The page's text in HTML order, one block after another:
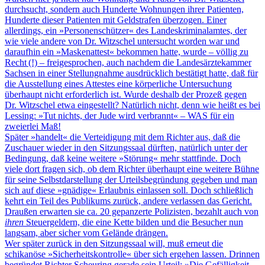
durchsucht, sondern auch Hunderte Wohnungen ihrer Patienten,
Hunderte dieser Patienten mit Geldstrafen überzogen. Einer
allerdings, ein »Personenschützer« des Landeskriminalamtes, der
wie viele andere von Dr. Witzschel untersucht worden war und
daraufhin ein »Maskenattest« bekommen hatte, wurde – völlig zu
Recht (!) – freigesprochen, auch nachdem die Landesärztekammer
Sachsen in einer Stellungnahme ausdrücklich bestätigt hatte, daß für
die Ausstellung eines Attestes eine körperliche Untersuchung
überhaupt nicht erforderlich ist. Wurde deshalb der Prozeß gegen
Dr. Witzschel etwa eingestellt? Natürlich nicht, denn wie heißt es bei
Lessing: »Tut nichts, der Jude wird verbrannt« – WAS für ein
zweierlei Maß!
Später »handelt« die Verteidigung mit dem Richter aus, daß die
Zuschauer wieder in den Sitzungssaal dürften, natürlich unter der
Bedingung, daß keine weitere »Störung« mehr stattfinde. Doch
viele dort fragen sich, ob dem Richter überhaupt eine weitere Bühne
für seine Selbstdarstellung der Urteilsbegründung gegeben und man
sich auf diese »gnädige« Erlaubnis einlassen soll. Doch schließlich
kehrt ein Teil des Publikums zurück, andere verlassen das Gericht.
Draußen erwarten sie ca. 20 gepanzerte Polizisten, bezahlt auch von
ihren Steuergeldern, die eine Kette bilden und die Besucher nun
langsam, aber sicher vom Gelände drängen.
Wer später zurück in den Sitzungssaal will, muß erneut die
schikanöse »Sicherheitskontrolle« über sich ergehen lassen. Drinnen